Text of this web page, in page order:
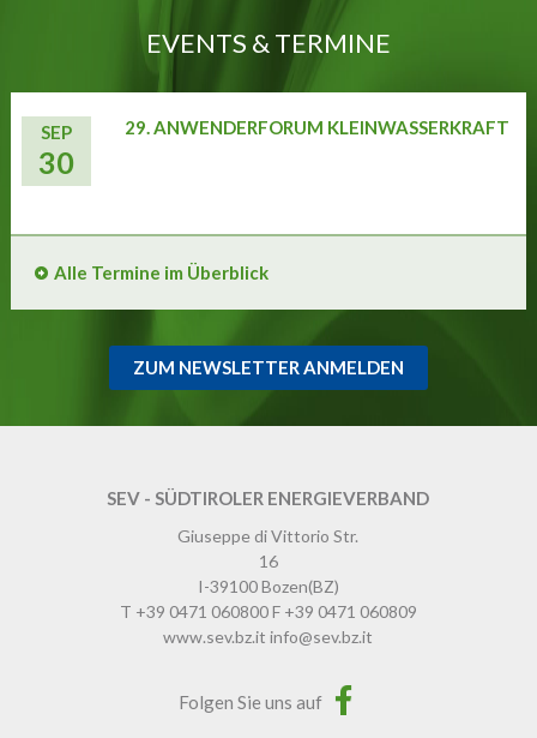
EVENTS & TERMINE
SEP
30
29. ANWENDERFORUM KLEINWASSERKRAFT
Alle Termine im Überblick
ZUM NEWSLETTER ANMELDEN
SEV - SÜDTIROLER ENERGIEVERBAND
Giuseppe di Vittorio Str.
16
I-39100Bozen(BZ)
T +39 0471 060800F +39 0471 060809
www.sev.bz.it info@sev.bz.it
Folgen Sie uns auf